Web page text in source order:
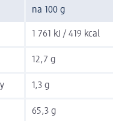
na 100 g
1 761 kJ / 419 kcal
12,7 g
1,3 g
65,3 g